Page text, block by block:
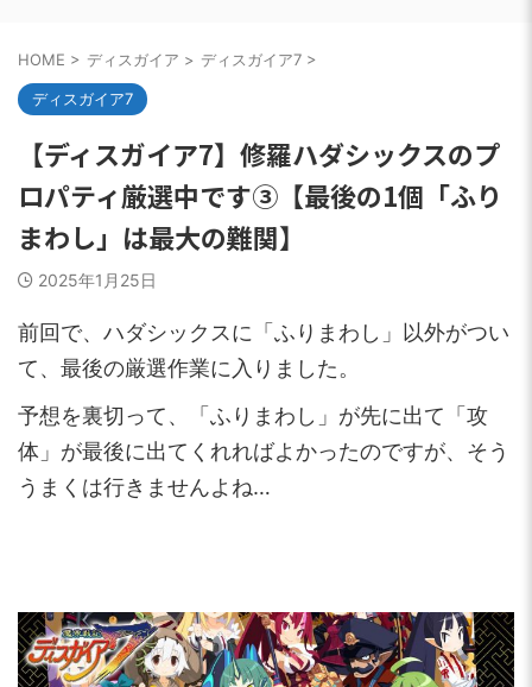
HOME > ディスガイア > ディスガイア7 >
ディスガイア7
【ディスガイア7】修羅ハダシックスのプ
ロパティ厳選中です③【最後の1個「ふり
まわし」は最大の難関】
2025年1月25日
前回で、ハダシックスに「ふりまわし」以外がつい
て、最後の厳選作業に入りました。
予想を裏切って、「ふりまわし」が先に出て「攻
体」が最後に出てくれればよかったのですが、そう
うまくは行きませんよね…